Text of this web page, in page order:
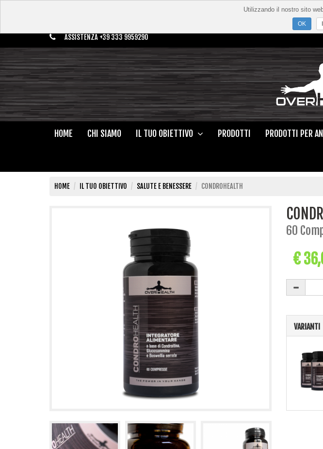
ASSISTENZA +39 333 9959290
HOME CHI SIAMO IL TUO OBIETTIVO PRODOTTI PRODOTTI PER
HOME IL TUO OBIETTIVO SALUTE E BENESSERE CONDROHEALTH
60
€
VARIANTI
Utilizzando il nostro sito